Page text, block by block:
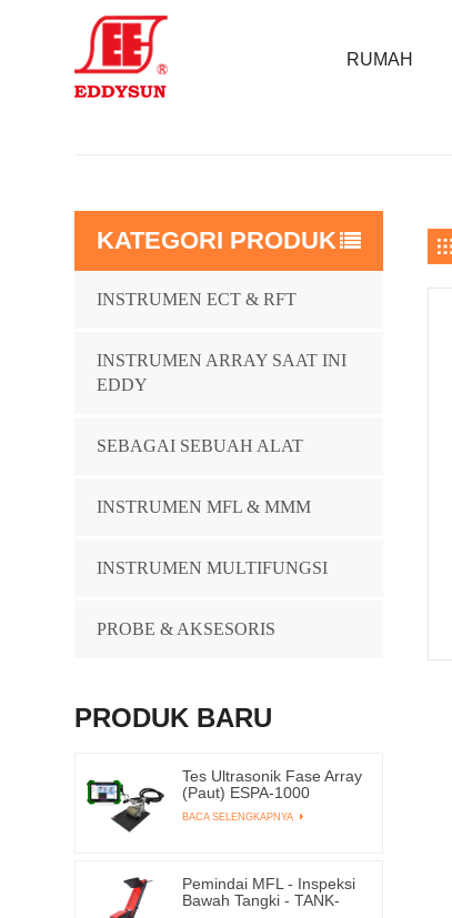
RUMAH
KATEGORI PRODUK
INSTRUMEN ECT & RFT
INSTRUMEN ARRAY SAAT INI
EDDY
SEBAGAI SEBUAH ALAT
INSTRUMEN MFL & MMM
INSTRUMEN MULTIFUNGSI
PROBE & AKSESORIS
PRODUK BARU
Tes Ultrasonik Fase Array
(Paut) ESPA-1000
BACA SELENGKAPNYA
Pemindai MFL - Inspeksi
Bawah Tangki - TANK-